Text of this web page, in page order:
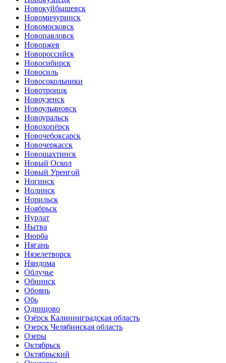
Новокуйбышевск
Новомичуринск
Новомосковск
Новопавловск
Новоржев
Новороссийск
Новосибирск
Новосиль
Новосокольники
Новотроицк
Новоузенск
Новоульяновск
Новоуральск
Новохопёрск
Новочебоксарск
Новочеркасск
Новошахтинск
Новый Оскол
Новый Уренгой
Ногинск
Нолинск
Норильск
Ноябрьск
Нурлат
Нытва
Нюрба
Нягань
Нязелетворск
Няндома
Облучье
Обнинск
Обоянь
Обь
Одинцово
Озёрск Калининградская область
Озерск Челябинская область
Озеры
Октябрьск
Октябрьский